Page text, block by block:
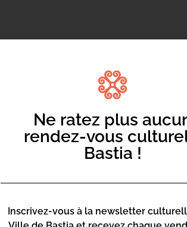
le premier événement consacré au
un trio, Cinem’Associu en tête, en
pour objectif de montrer la variété
(2D, 3D, stop motion…).
s’adresse à tous les publics ­— des plus
ados férus d’animation japonaise ou
le suivant : le cinéma d’animation n’est
et de personnalités singulières,
Ne ratez plus
rendez-vous
Bastia !
Inscrivez-vous à la newsletter